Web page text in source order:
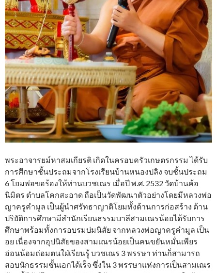
พระอาจารยม์หาสมเกียรติ เกิดในครอบครัวเกษตรกรรม ได้รับ
การศึกษาชั้นประถมจากโรงเรียนบ้านหนองปลิง จบชั้นประถม
6 โยมพ่อขอร้องให้ท่านบวชเณร เมื่อปี พ.ศ. 2532 วัดบ้านค้อ
นิมิตร ตำบลโคกสะอาด ถือเป็นวัดพัฒนาตัวอย่างโดยมีหลวงพ่อ
ญาครูคำมูล เป็นผู้นำศรัทธาญาติโยมทั้งด้านการก่อสร้าง ด้าน
ปริยัติการศึกษามีสำนักเรียนธรรมบาลีสามเณรน้อยได้รับการ
ศึกษาพร้อมทั้งการอบรมบ่มนิสัย จากหลวงพ่อญาครูคำมูล เป็น
อย เนื่องจากอุปนิสัยของสามเณรน้อยเป็นคนขยันหมั่นเพียร
อ่อนน้อมถ่อมตนใฝ่เรียนรู้ บวชเณร 3 พรรษา ท่านก็สามารถ
สอบนักธรรมชั้นเอกได้เร็จ ซึ่งใน 3 พรรษาแห่งการเป็นสามเณร